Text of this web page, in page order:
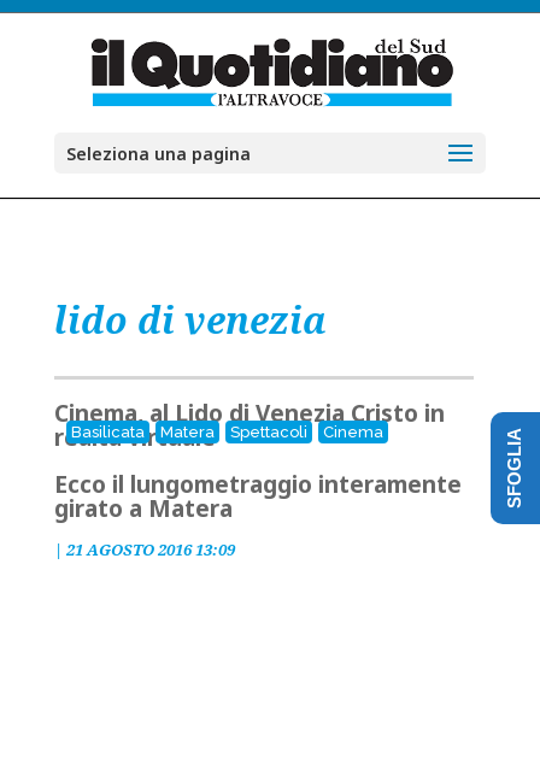
Seleziona una pagina
lido di venezia
Basilicata Matera Spettacoli Cinema
Cinema, al Lido di Venezia Cristo in
realtà virtuale
Ecco il lungometraggio interamente
girato a Matera
| 21 AGOSTO 2016 13:09
SFOGLIA